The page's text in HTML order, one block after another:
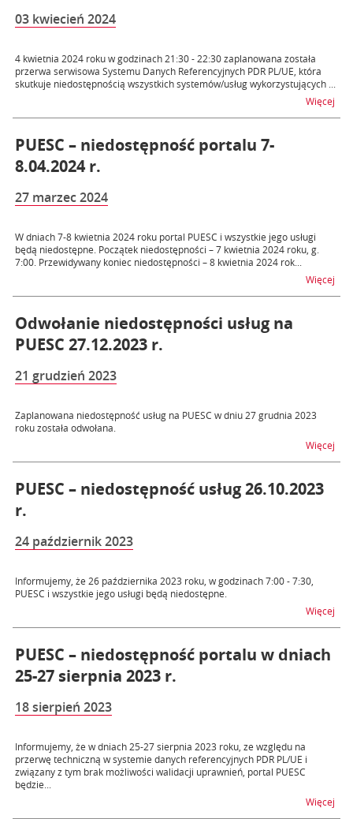
03 kwiecień 2024
4 kwietnia 2024 roku w godzinach 21:30 - 22:30 zaplanowana została
przerwa serwisowa Systemu Danych Referencyjnych PDR PL/UE, która
skutkuje niedostępnością wszystkich systemów/usług wykorzystujących ...
Więcej
PUESC – niedostępność portalu 7-
8.04.2024 r.
27 marzec 2024
W dniach 7-8 kwietnia 2024 roku portal PUESC i wszystkie jego usługi
będą niedostępne. Początek niedostępności – 7 kwietnia 2024 roku, g.
7:00. Przewidywany koniec niedostępności – 8 kwietnia 2024 rok...
Więcej
Odwołanie niedostępności usług na
PUESC 27.12.2023 r.
21 grudzień 2023
Zaplanowana niedostępność usług na PUESC w dniu 27 grudnia 2023
roku została odwołana.
Więcej
PUESC – niedostępność usług 26.10.2023
r.
24 październik 2023
Informujemy, że 26 października 2023 roku, w godzinach 7:00 - 7:30,
PUESC i wszystkie jego usługi będą niedostępne.
Więcej
PUESC – niedostępność portalu w dniach
25-27 sierpnia 2023 r.
18 sierpień 2023
Informujemy, że w dniach 25-27 sierpnia 2023 roku, ze względu na
przerwę techniczną w systemie danych referencyjnych PDR PL/UE i
związany z tym brak możliwości walidacji uprawnień, portal PUESC
będzie...
Więcej